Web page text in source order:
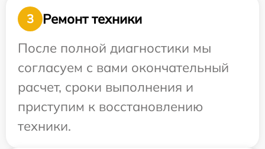
3
Ремонт техники
После полной диагностики мы
согласуем с вами окончательный
расчет, сроки выполнения и
приступим к восстановлению
техники.